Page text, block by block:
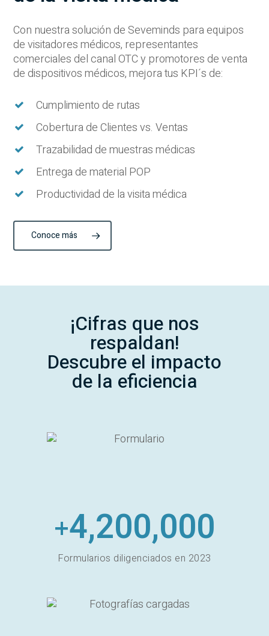
Con nuestra solución de Seveminds para equipos
de visitadores médicos, representantes
comerciales del canal OTC y promotores de venta
de dispositivos médicos, mejora tus KPI´s de:
Cumplimiento de rutas
Cobertura de Clientes vs. Ventas
Trazabilidad de muestras médicas
Entrega de material POP
Productividad de la visita médica
Conoce más
¡Cifras que nos
respaldan!
Descubre el impacto
de la eficiencia
+4,200,000
Formularios diligenciados en 2023